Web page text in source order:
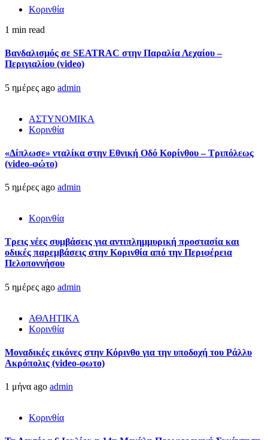
Κορινθία
1 min read
Βανδαλισμός σε SEATRAC στην Παραλία Λεχαίου –
Περιγιαλίου (video)
5 ημέρες ago admin
ΑΣΤΥΝΟΜΙΚΑ
Κορινθία
«Δίπλωσε» νταλίκα στην Εθνική Oδό Κορίνθου – Τριπόλεως
(video-φώτο)
5 ημέρες ago admin
Κορινθία
Τρεις νέες συμβάσεις για αντιπλημμυρική προστασία και
οδικές παρεμβάσεις στην Κορινθία από την Περιφέρεια
Πελοποννήσου
5 ημέρες ago admin
ΑΘΛΗΤΙΚΑ
Κορινθία
Μοναδικές εικόνες στην Κόρινθο για την υποδοχή του Ράλλυ
Ακρόπολις (video-φωτο)
1 μήνα ago admin
Κορινθία